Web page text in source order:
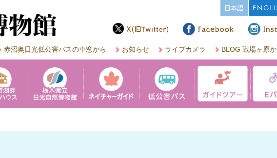
赤沼奥日光低公害バスの車窓から お知らせ ライブカメラ BLOG 戦場ヶ原